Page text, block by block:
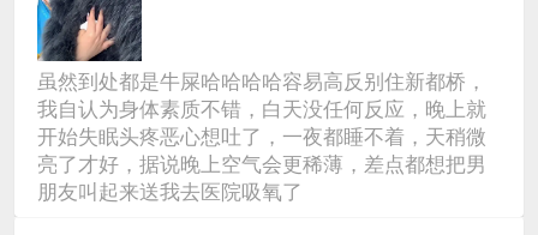
虽然到处都是牛屎哈哈哈哈容易高反别住新都桥，
我自认为身体素质不错，白天没任何反应，晚上就
开始失眠头疼恶心想吐了，一夜都睡不着，天稍微
亮了才好，据说晚上空气会更稀薄，差点都想把男
朋友叫起来送我去医院吸氧了